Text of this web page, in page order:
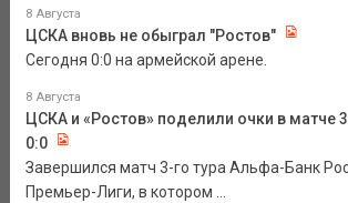
8 Августа
ЦСКА вновь не обыграл "Ростов"
Сегодня 0:0 на армейской арене.
8 Августа
ЦСКА и «Ростов» поделили очки в матче
0:0
Завершился матч 3-го тура Альфа-Банк
Премьер-Лиги, в котором ...